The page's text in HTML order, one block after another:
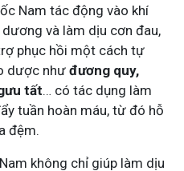
Nam tác động vào khí
và làm dịu cơn đau,
phục hồi một cách tự
dược như đương quy,
tất… có tác dụng làm
tuần hoàn máu, từ đó hỗ
đệm.
không chỉ giúp làm dịu